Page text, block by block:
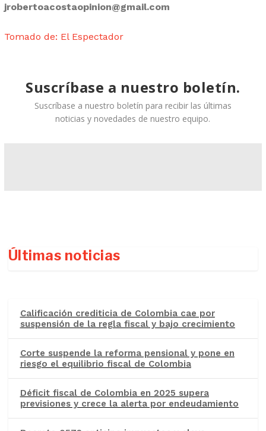
jrobertoacostaopinion@gmail.com
Tomado de: El Espectador
Suscríbase a nuestro boletín.
Suscríbase a nuestro boletín para recibir las últimas
noticias y novedades de nuestro equipo.
Últimas noticias
Calificación crediticia de Colombia cae por
suspensión de la regla fiscal y bajo crecimiento
Corte suspende la reforma pensional y pone en
riesgo el equilibrio fiscal de Colombia
Déficit fiscal de Colombia en 2025 supera
previsiones y crece la alerta por endeudamiento